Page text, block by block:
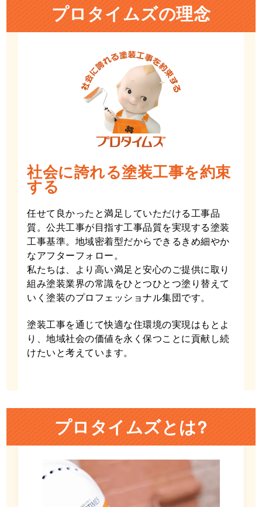
プロタイムズの理念
社会に誇れる塗装工事を約束
する
任せて良かったと満足していただける工事品
質。公共工事が目指す工事品質を実現する塗装
工事基準。 地域密着型だからできるきめ細やか
なアフターフォロー。
私たちは、より高い満足と安心のご提供に取り
組み塗装業界の常識をひとつひとつ塗り替えて
いく塗装のプロフェッショナル集団です。
塗装工事を通じて快適な住環境の実現はもとよ
り、地域社会の価値を永く保つことに貢献し続
けたいと考えています。
プロタイムズとは?